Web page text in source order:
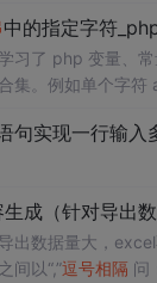
中的指定字符
习了 php 变量、
集。例如单个字
句实现一行输入
成（针对导出
出数据量大，
间以“,”逗号相隔 问